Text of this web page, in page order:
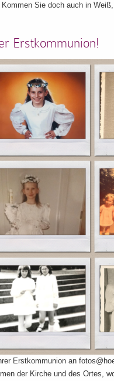
Sie doch auch in
Erstkommunion!
Erstkommunion an
der Kirche und des Ortes,